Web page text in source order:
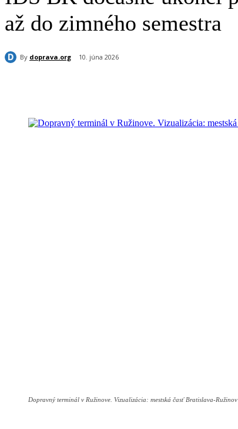
až do zimného semestra
By doprava.org 10. júna 2026
Dopravný terminál v Ružinove. Vizualizácia: mestská časť Bratislava-Ružinov